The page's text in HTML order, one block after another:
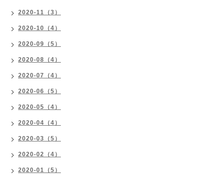
2020-11（3）
2020-10（4）
2020-09（5）
2020-08（4）
2020-07（4）
2020-06（5）
2020-05（4）
2020-04（4）
2020-03（5）
2020-02（4）
2020-01（5）